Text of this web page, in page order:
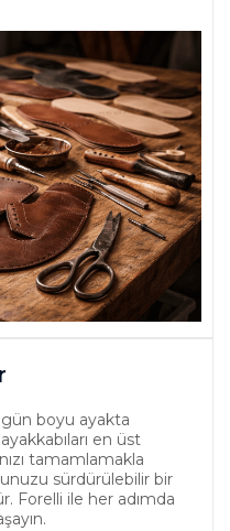
boyu ayakta
en üst
tamamlamakla
sürdürülebilir bir
Forelli ile her adımda